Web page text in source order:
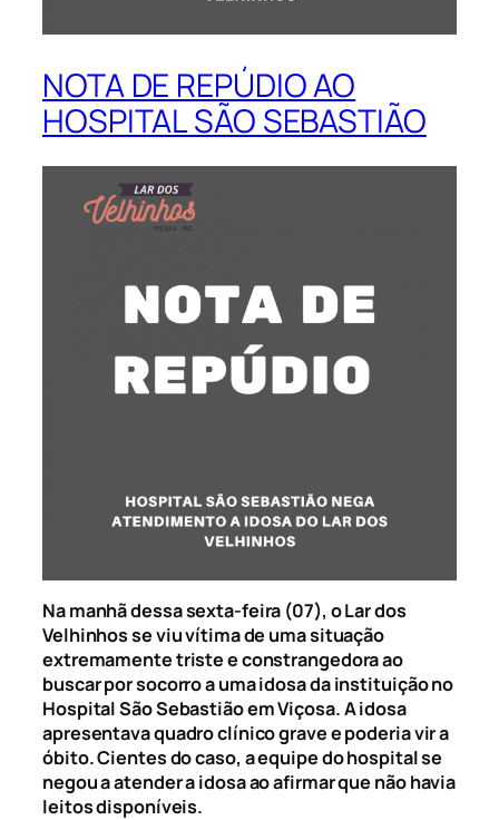
NOTA DE REPÚDIO AO
HOSPITAL SÃO SEBASTIÃO
Na manhã dessa sexta-feira (07), o Lar dos
Velhinhos se viu vítima de uma situação
extremamente triste e constrangedora ao
buscar por socorro a uma idosa da instituição no
Hospital São Sebastião em Viçosa. A idosa
apresentava quadro clínico grave e poderia vir a
óbito. Cientes do caso, a equipe do hospital se
negou a atender a idosa ao afirmar que não havia
leitos disponíveis.